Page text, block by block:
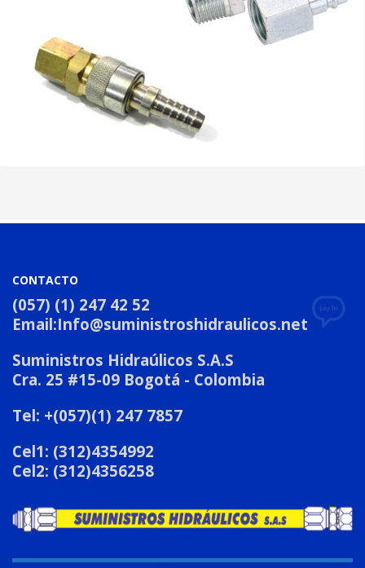
CONTACTO
(057) (1) 247 42 52
Email:Info@suministroshidraulicos.net
Suministros Hidraúlicos S.A.S
Cra. 25 #15-09 Bogotá - Colombia
Tel: +(057)(1) 247 7857
Cel1: (312)4354992
Cel2: (312)4356258